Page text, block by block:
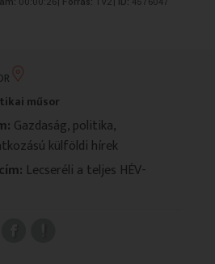
műsor
Gazdaság, politika,
külföldi hírek
Lecseréli a teljes HÉV-